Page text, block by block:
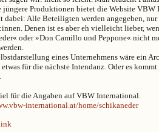
jüngere Produktionen bietet die Website VBW
dabei: Alle Beteiligten werden angegeben,
Denen ist es aber eh vielleicht lieber,
oder »Don Camillo und Peppone« nicht
eines Unternehmens wäre ein
für die nächste Intendanz. Oder es
für die Angaben auf VBW International.
international.at/home/schikaneder